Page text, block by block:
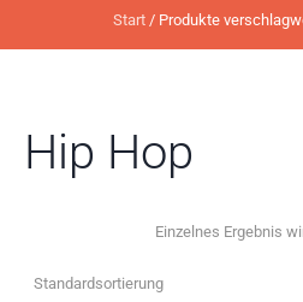
Start/ Produkte
Hip Hop
Einzelnes Ergebnis